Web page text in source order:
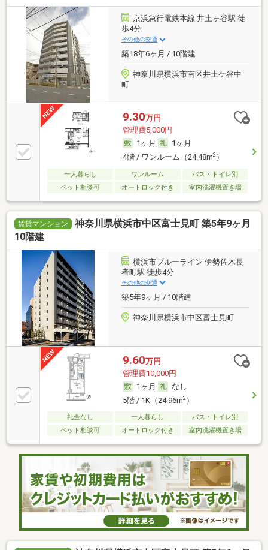
京浜急行電鉄本線 井土ヶ谷駅 徒
歩4分
その他の交通
築18年6ヶ月 / 10階建
神奈川県横浜市南区井土ケ谷中
町
9.30万円
管理費5,000円
1ヶ月
1ヶ月
4階 / ワンルーム（24.48m2）
一人暮らし ワンルーム
バス・トイレ別
ペット相談可
オートロック付き 室内洗濯機置き場
賃貸マンション
神奈川県横浜市中区富士見町 築5年9ヶ月
10階建
横浜市ブルーライン 伊勢佐木長
者町駅 徒歩4分
その他の交通
築5年9ヶ月 / 10階建
神奈川県横浜市中区富士見町
9.60万円
管理費10,000円
1ヶ月
なし
5階 / 1K（24.96m2）
礼金なし 一人暮らし
バス・トイレ別
ペット相談可
オートロック付き 室内洗濯機置き場